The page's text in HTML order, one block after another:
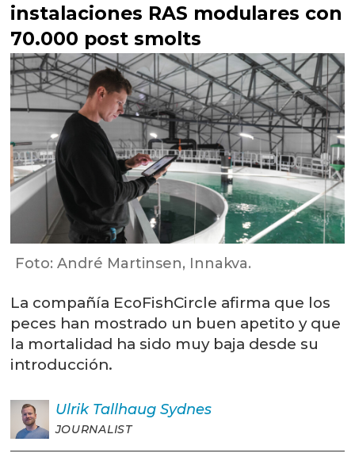
instalaciones RAS modulares con
70.000 post smolts
Foto: André Martinsen, Innakva.
La compañía EcoFishCircle afirma que los
peces han mostrado un buen apetito y que
la mortalidad ha sido muy baja desde su
introducción.
Ulrik Tallhaug Sydnes
JOURNALIST